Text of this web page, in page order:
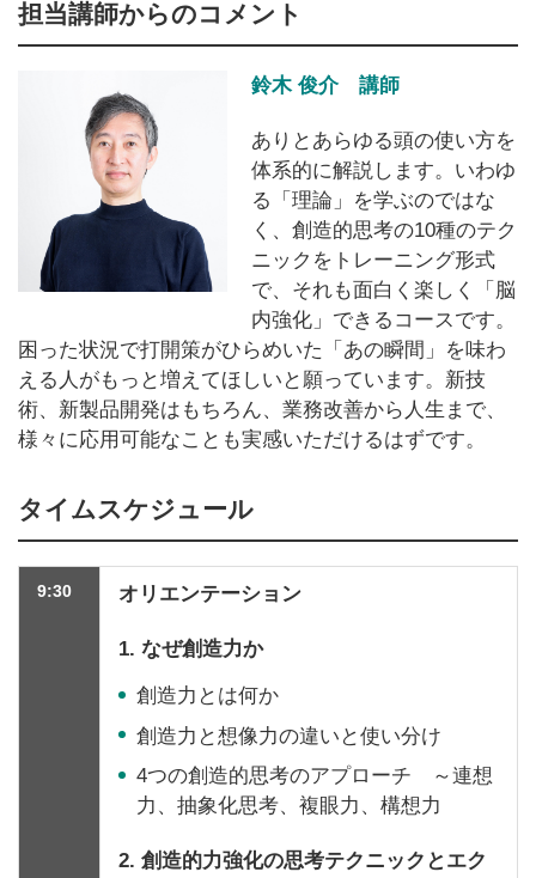
担当講師からのコメント
鈴木 俊介 講師
ありとあらゆる頭の使い方を
体系的に解説します。いわゆ
る「理論」を学ぶのではな
く、創造的思考の10種のテク
ニックをトレーニング形式
で、それも面白く楽しく「脳
内強化」できるコースです。
困った状況で打開策がひらめいた「あの瞬間」を味わ
える人がもっと増えてほしいと願っています。新技
術、新製品開発はもちろん、業務改善から人生まで、
様々に応用可能なことも実感いただけるはずです。
タイムスケジュール
9:30 オリエンテーション
1. なぜ創造力か
創造力とは何か
創造力と想像力の違いと使い分け
4つの創造的思考のアプローチ ～連想
力、抽象化思考、複眼力、構想力
2. 創造的力強化の思考テクニックとエク